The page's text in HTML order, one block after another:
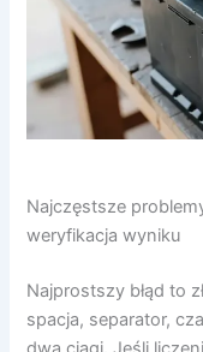
Najczęstsze
weryfikacja wyniku
Najprostszy błąd to
spacja, separator,